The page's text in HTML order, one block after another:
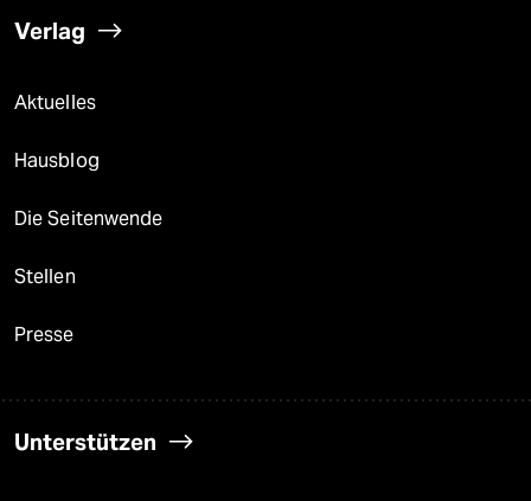
Verlag
Aktuelles
Hausblog
Die Seitenwende
Stellen
Presse
Unterstützen